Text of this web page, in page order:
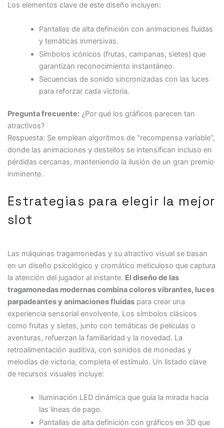
Los elementos clave de este diseño incluyen:
Pantallas de alta definición con animaciones fluidas
y temáticas inmersivas.
Símbolos icónicos (frutas, campanas, sietes) que
garantizan reconocimiento instantáneo.
Secuencias de sonido sincronizadas con las luces
para reforzar cada victoria.
Pregunta frecuente:¿Por qué los gráficos parecen tan
atractivos?
Respuesta: Se emplean algoritmos de “recompensa variable”,
donde las animaciones y destellos se intensifican incluso en
pérdidas cercanas, manteniendo la ilusión de un gran premio
inminente.
Estrategias para elegir la mejor
slot
Las máquinas tragamonedas y su atractivo visual se basan
en un diseño psicológico y cromático meticuloso que captura
la atención del jugador al instante. El diseño de las
tragamonedas modernas combina colores vibrantes, luces
parpadeantes y animaciones fluidaspara crear una
experiencia sensorial envolvente. Los símbolos clásicos
como frutas y sietes, junto con temáticas de películas o
aventuras, refuerzan la familiaridad y la novedad. La
retroalimentación auditiva, con sonidos de monedas y
melodías de victoria, completa el estímulo. Un listado clave
de recursos visuales incluye:
Iluminación LED dinámica que guía la mirada hacia
las líneas de pago.
Pantallas de alta definición con gráficos en 3D que